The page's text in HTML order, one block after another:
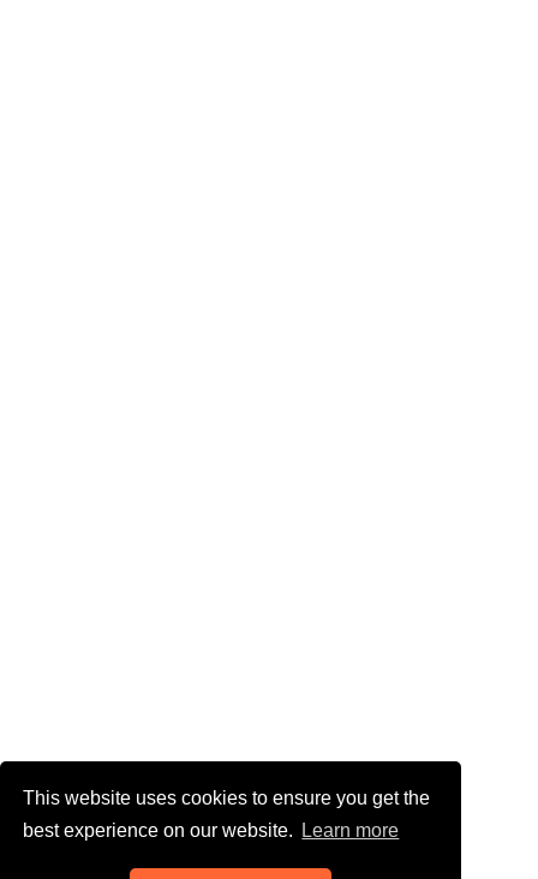
This website uses cookies to ensure you get the
best experience on our website.
Learn more